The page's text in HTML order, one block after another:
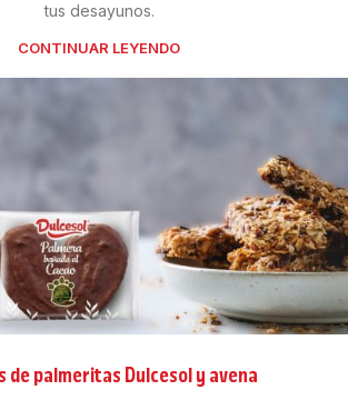
tus desayunos.
CONTINUAR LEYENDO
de palmeritas Dulcesol y avena